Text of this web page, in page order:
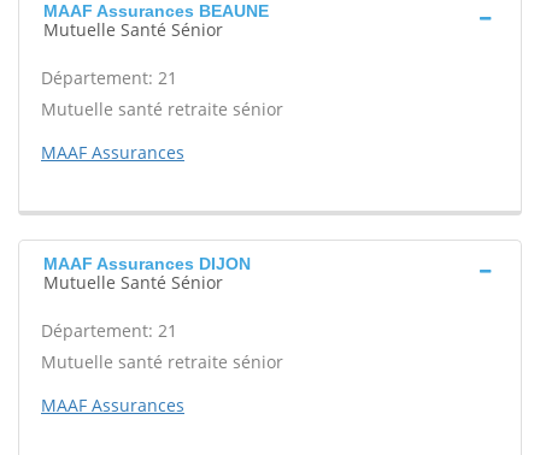
MAAF Assurances BEAUNE
Mutuelle Santé Sénior
Département: 21
Mutuelle santé retraite sénior
MAAF Assurances
MAAF Assurances DIJON
Mutuelle Santé Sénior
Département: 21
Mutuelle santé retraite sénior
MAAF Assurances